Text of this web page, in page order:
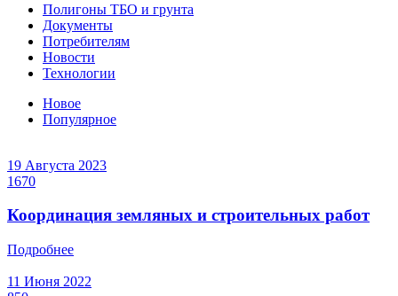
Полигоны ТБО и грунта
Документы
Потребителям
Новости
Технологии
Новое
Популярное
19 Августа 2023
1670
Координация земляных и строительных работ
Подробнее
11 Июня 2022